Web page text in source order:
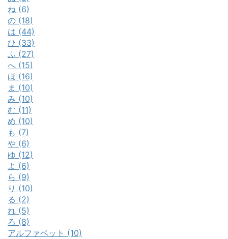
ね (6)
の (18)
は (44)
ひ (33)
ふ (27)
へ (15)
ほ (16)
ま (10)
み (10)
む (11)
め (10)
も (7)
や (6)
ゆ (12)
よ (6)
ら (9)
り (10)
る (2)
れ (5)
ろ (8)
アルファベット (10)